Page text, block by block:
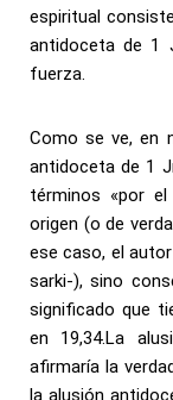
espiritual
antidoceta de 1
fuerza.
Como se ve, en
antidoceta de 1
términos «por
origen (o de
ese caso, el
sarki-), sino
significado que
en 19,34.La
afirmaría la
la alusión